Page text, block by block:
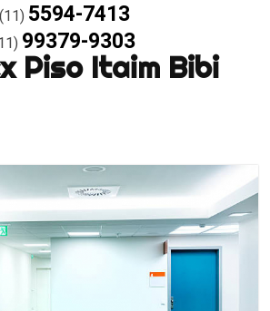
(11) 5594-7413
99379-9303
Piso Itaim Bibi